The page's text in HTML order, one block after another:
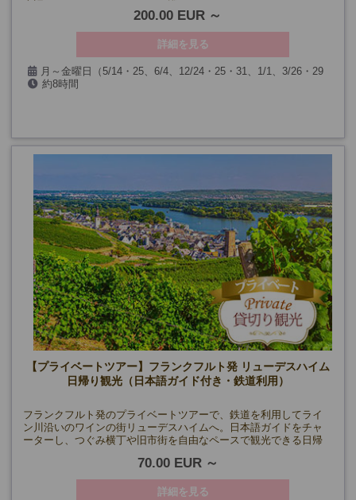
200.00 EUR
詳細を見る
月～金曜日（5/14・25、6/4、12/24・25・31、1/1、3/26・29
を除く）
約8時間
【プライベートツアー】フランクフルト発 リューデスハイム
日帰り観光（日本語ガイド付き・鉄道利用）
フランクフルト発のプライベートツアーで、鉄道を利用してライ
ン川沿いのワインの街リューデスハイムへ。日本語ガイドをチャ
ーターし、つぐみ横丁や旧市街を自由なペースで観光できる日帰
70.00 EUR
詳細を見る